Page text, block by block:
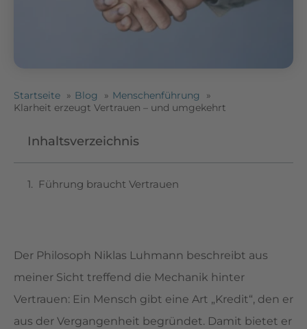
Startseite Blog
Menschenführung
Klarheit erzeugt Vertrauen – und umgekehrt
Inhaltsverzeichnis
Führung braucht Vertrauen
Der Philosoph Niklas Luhmann beschreibt aus
meiner Sicht treffend die Mechanik hinter
Vertrauen: Ein Mensch gibt eine Art „Kredit“, den er
aus der Vergangenheit begründet. Damit bietet er